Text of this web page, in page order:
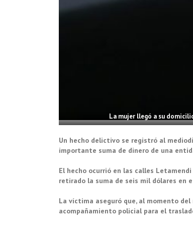
La mujer llegó a su
Un hecho delictivo se registró al
importante suma de dinero de una
El hecho ocurrió en las calles
retirado la suma de seis mil dólares en
La víctima aseguró que, al momento
acompañamiento policial para el